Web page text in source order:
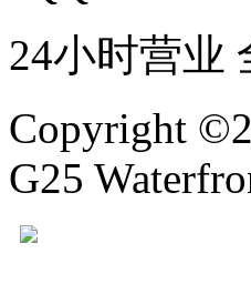
24小时营业
Copyright
G25